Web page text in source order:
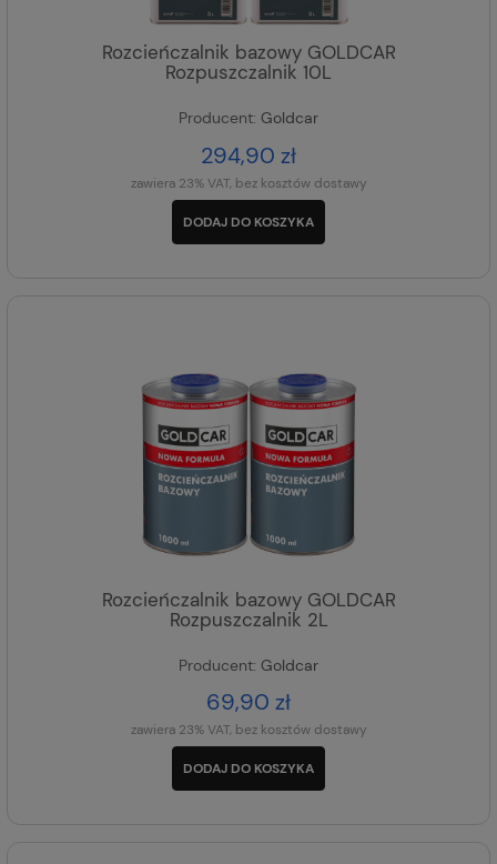
Rozcieńczalnik bazowy GOLDCAR
Rozpuszczalnik 10L
Producent: Goldcar
294,90 zł
zawiera 23% VAT, bez kosztów dostawy
DODAJ DO KOSZYKA
Rozcieńczalnik bazowy GOLDCAR
Rozpuszczalnik 2L
Producent: Goldcar
69,90 zł
zawiera 23% VAT, bez kosztów dostawy
DODAJ DO KOSZYKA